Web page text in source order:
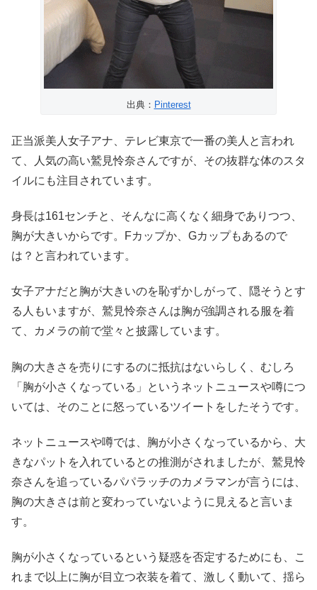
出典： Pinterest
正当派美人女子アナ、テレビ東京で一番の美人と言われ
て、人気の高い鷲見怜奈さんですが、その抜群な体のスタ
イルにも注目されています。
身長は161センチと、そんなに高くなく細身でありつつ、
胸が大きいからです。Fカップか、Gカップもあるので
は？と言われています。
女子アナだと胸が大きいのを恥ずかしがって、隠そうとす
る人もいますが、鷲見怜奈さんは胸が強調される服を着
て、カメラの前で堂々と披露しています。
胸の大きさを売りにするのに抵抗はないらしく、むしろ
「胸が小さくなっている」というネットニュースや噂につ
いては、そのことに怒っているツイートをしたそうです。
ネットニュースや噂では、胸が小さくなっているから、大
きなパットを入れているとの推測がされましたが、鷲見怜
奈さんを追っているパパラッチのカメラマンが言うには、
胸の大きさは前と変わっていないように見えると言いま
す。
胸が小さくなっているという疑惑を否定するためにも、こ
れまで以上に胸が目立つ衣装を着て、激しく動いて、揺ら